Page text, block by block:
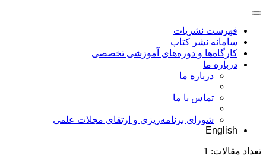
فهرست نشریات
سامانه نشر کتاب
کارگاه‌ها و دوره‌های آموزشی تخصصی
درباره ما
درباره ما
تماس با ما
شورای برنامه‌ریزی و ارتقای مجلات علمی
English
تعداد مقالات: 1